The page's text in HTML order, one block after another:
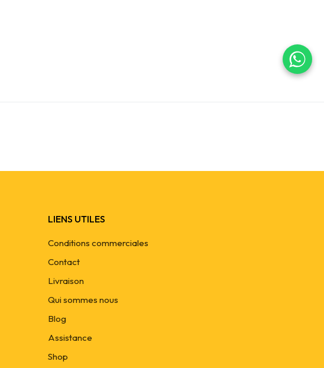
LIENS UTILES
Conditions commerciales
Contact
Livraison
Qui sommes nous
Blog
Assistance
Shop